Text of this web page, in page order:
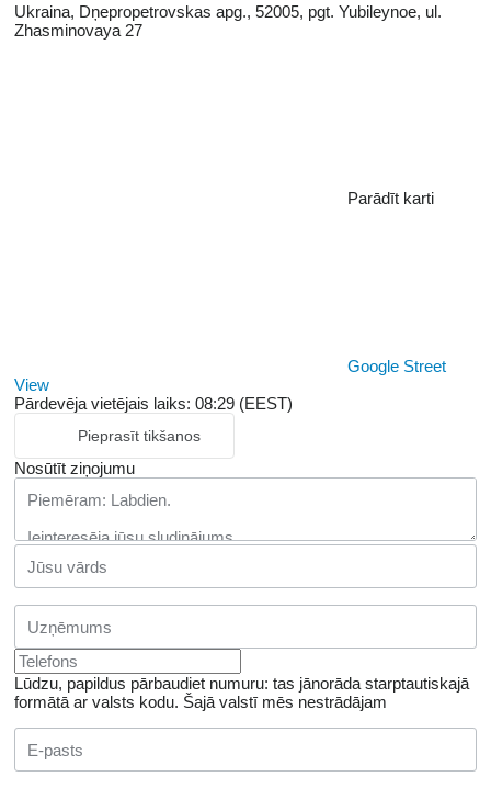
Ukraina, Dņepropetrovskas apg., 52005, pgt. Yubileynoe, ul.
Zhasminovaya 27
Parādīt karti
Google Street
View
Pārdevēja vietējais laiks: 08:29 (EEST)
Pieprasīt tikšanos
Nosūtīt ziņojumu
Lūdzu, papildus pārbaudiet numuru: tas jānorāda starptautiskajā
formātā ar valsts kodu. Šajā valstī mēs nestrādājam